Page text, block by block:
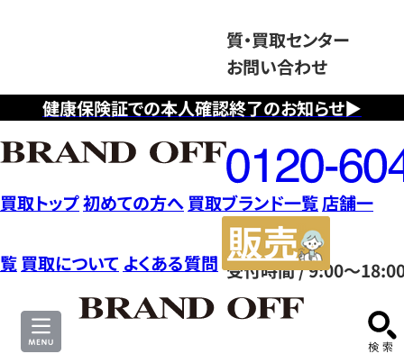
健康保険証での本人確認終了のお知らせ▶
質・買取センター
お問い合わせ
フ
リ
ー
ダ
イ
ヤ
ル
0120604117
受付時間 / 9:00～
買取トップ初めての方へ 買取ブランド一覧店舗一
覧 買取について よくある質問
サ